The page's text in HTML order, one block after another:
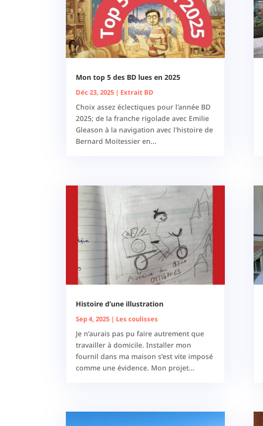
Mon top 5 des BD lues en 2025
Déc 23, 2025 | Extrait BD
Choix assez éclectiques pour l'année BD
2025; de la franche rigolade avec Emilie
Gleason à la navigation avec l'histoire de
Bernard Moitessier en...
Histoire d’une illustration
Sep 4, 2025 | Les coulisses
Je n’aurais pas pu faire autrement que
travailler à domicile. Installer mon
fournil dans ma maison s’est vite imposé
comme une évidence. Mon projet...